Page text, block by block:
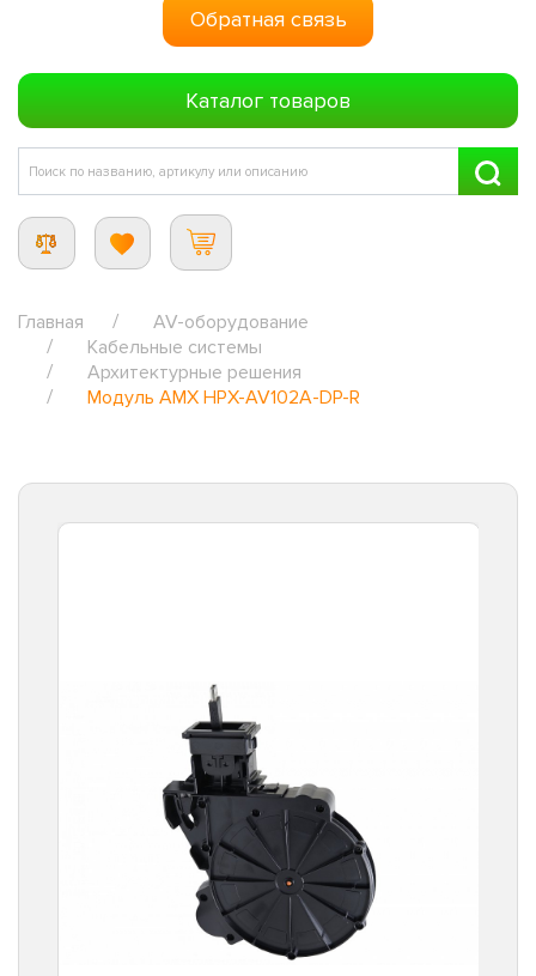
Обратная связь
Каталог товаров
Главная
AV-оборудование
Кабельные системы
Архитектурные решения
Модуль AMX HPX-AV102A-DP-R